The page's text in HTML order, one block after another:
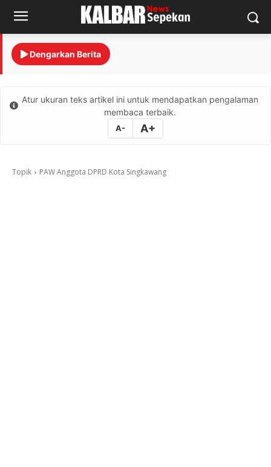
Dengarkan Berita
Atur ukuran teks artikel ini untuk mendapatkan pengalaman
membaca terbaik.
A- A+
Topik PAW Anggota DPRD Kota Singkawang